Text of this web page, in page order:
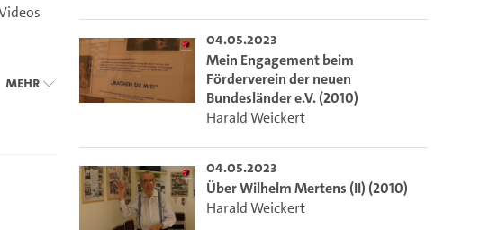
Mehr
04.05.2023
Mein Engagement beim
Förderverein der neuen
Bundesländer e.V. (2010)
Harald Weickert
04.05.2023
Über Wilhelm Mertens (II) (2010)
Harald Weickert